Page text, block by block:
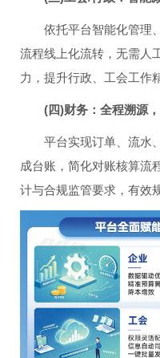
依托平台智能化管理、
流程线上化流转，无需人
力，提升行政、工会工作
(四)财务：全程溯源
平台实现订单、流水、
成台账，简化对账核算流
计与合规监管要求，有效